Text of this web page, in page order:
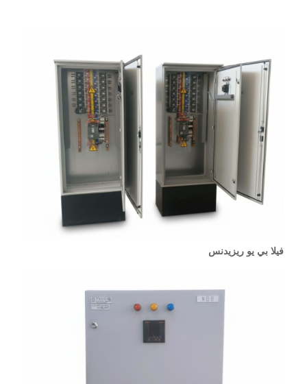
فيلا بي يو ريزيدنس